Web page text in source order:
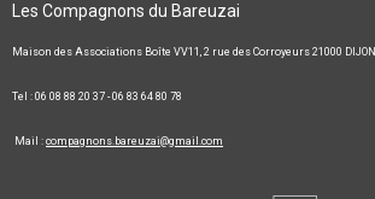
Les Compagnons du Bareuzai
Maison des Associations Boîte VV11, 2 rue des Corroyeurs 21000 DIJON
Tel : 06 08 88 20 37 - 06 83 64 80 78
Mail : compagnons.bareuzai@gmail.com